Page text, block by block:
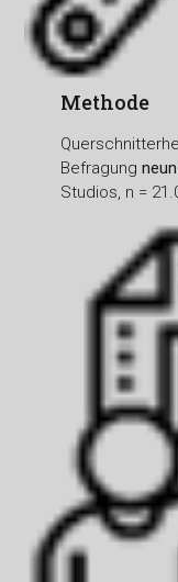
Methode
Befragung
Studios, n =